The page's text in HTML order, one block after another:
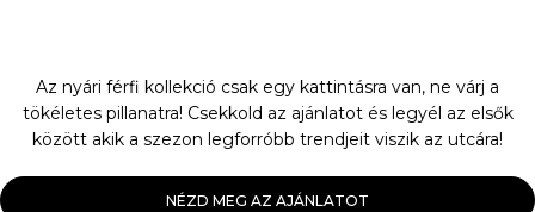
Az nyári férfi kollekció csak egy kattintásra van, ne várj a
tökéletes pillanatra! Csekkold az ajánlatot és legyél az elsők
között akik a szezon legforróbb trendjeit viszik az utcára!
NÉZD MEG AZ AJÁNLATOT